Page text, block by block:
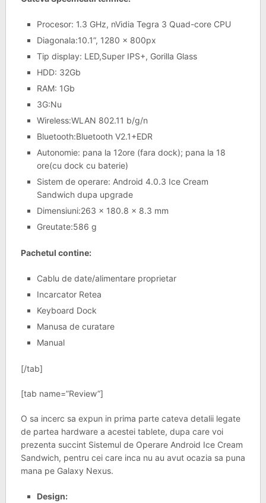
Procesor: 1.3 GHz, nVidia Tegra 3 Quad-core CPU
Diagonala:10.1”, 1280 x 800px
Tip display: LED,Super IPS+, Gorilla Glass
HDD: 32Gb
RAM: 1Gb
3G:Nu
Wireless:WLAN 802.11 b/g/n
Bluetooth:Bluetooth V2.1+EDR
Autonomie: pana la 12ore (fara dock); pana la 18
ore(cu dock cu baterie)
Sistem de operare: Android 4.0.3 Ice Cream
Sandwich dupa upgrade
Dimensiuni:263 x 180.8 x 8.3 mm
Greutate:586 g
Pachetul contine:
Cablu de date/alimentare proprietar
Incarcator Retea
Keyboard Dock
Manusa de curatare
Manual
[/tab]
[tab name=”Review”]
O sa incerc sa expun in prima parte cateva detalii legate
de partea hardware a acestei tablete, dupa care voi
prezenta succint Sistemul de Operare Android Ice Cream
Sandwich, pentru cei care inca nu au avut ocazia sa puna
mana pe Galaxy Nexus.
Design: